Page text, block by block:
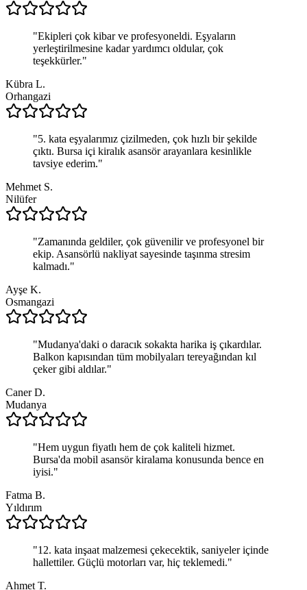
"Ekipleri çok kibar ve profesyoneldi. Eşyaların
yerleştirilmesine kadar yardımcı oldular, çok
teşekkürler."
Kübra L.
Orhangazi
"5. kata eşyalarımız çizilmeden, çok hızlı bir şekilde
çıktı. Bursa içi kiralık asansör arayanlara kesinlikle
tavsiye ederim."
Mehmet S.
Nilüfer
"Zamanında geldiler, çok güvenilir ve profesyonel bir
ekip. Asansörlü nakliyat sayesinde taşınma stresim
kalmadı."
Ayşe K.
Osmangazi
"Mudanya'daki o daracık sokakta harika iş çıkardılar.
Balkon kapısından tüm mobilyaları tereyağından kıl
çeker gibi aldılar."
Caner D.
Mudanya
"Hem uygun fiyatlı hem de çok kaliteli hizmet.
Bursa'da mobil asansör kiralama konusunda bence en
iyisi."
Fatma B.
Yıldırım
"12. kata inşaat malzemesi çekecektik, saniyeler içinde
hallettiler. Güçlü motorları var, hiç teklemedi."
Ahmet T.